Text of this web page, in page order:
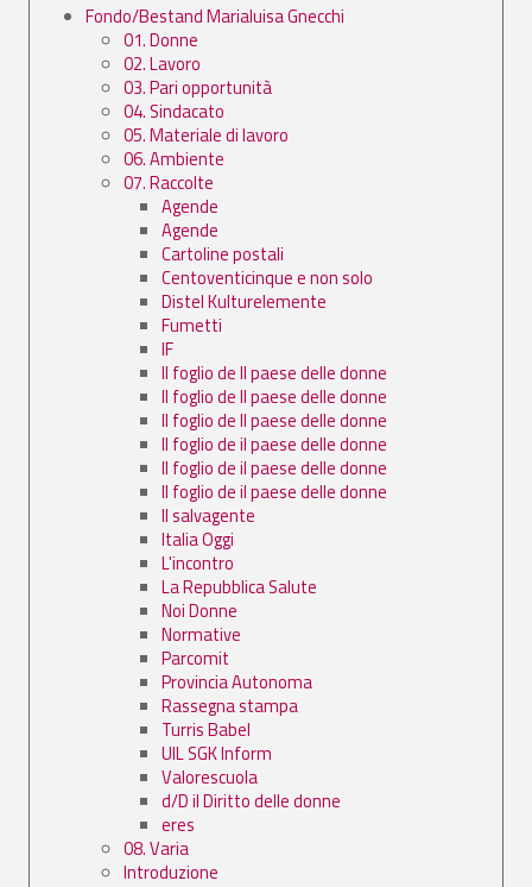
Fondo/Bestand Marialuisa Gnecchi
01. Donne
02. Lavoro
03. Pari opportunità
04. Sindacato
05. Materiale di lavoro
06. Ambiente
07. Raccolte
Agende
Agende
Cartoline postali
Centoventicinque e non solo
Distel Kulturelemente
Fumetti
IF
Il foglio de Il paese delle donne
Il foglio de Il paese delle donne
Il foglio de Il paese delle donne
Il foglio de il paese delle donne
Il foglio de il paese delle donne
Il foglio de il paese delle donne
Il salvagente
Italia Oggi
L'incontro
La Repubblica Salute
Noi Donne
Normative
Parcomit
Provincia Autonoma
Rassegna stampa
Turris Babel
UIL SGK Inform
Valorescuola
d/D il Diritto delle donne
eres
08. Varia
Introduzione